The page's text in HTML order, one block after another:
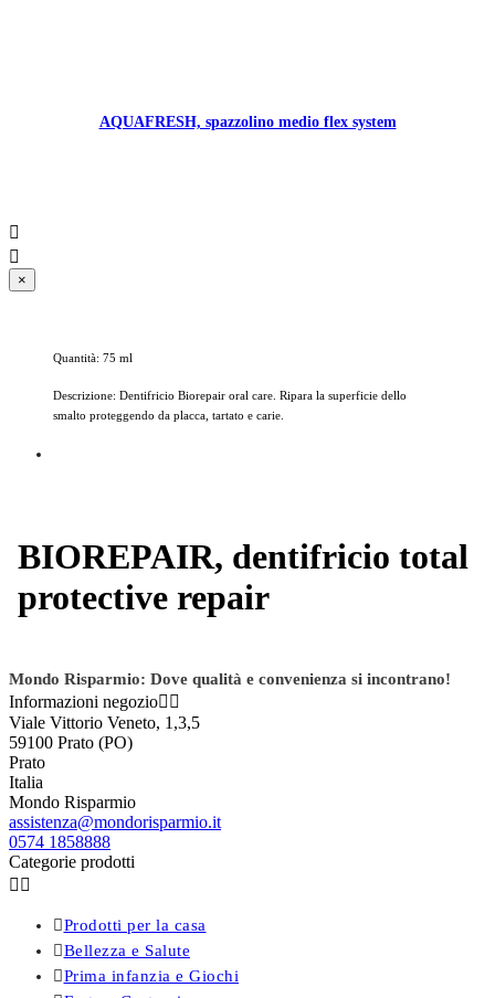
AQUAFRESH, spazzolino medio flex system


×
Quantità: 75 ml
Descrizione: Dentifricio Biorepair oral care. Ripara la superficie dello
smalto proteggendo da placca, tartato e carie.
BIOREPAIR, dentifricio total
protective repair
Mondo Risparmio: Dove qualità e convenienza si incontrano!
Informazioni negozio 
Viale Vittorio Veneto, 1,3,5
59100 Prato (PO)
Prato
Italia
Mondo Risparmio
assistenza@mondorisparmio.it
0574 1858888
Categorie prodotti
 
Prodotti per la casa
Bellezza e Salute
Prima infanzia e Giochi